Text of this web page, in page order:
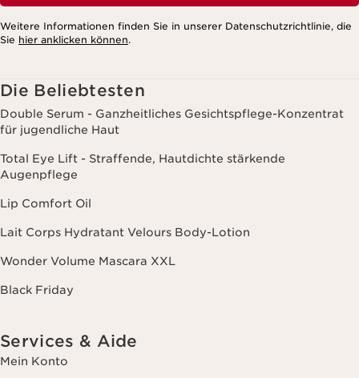
Weitere Informationen finden Sie in unserer Datenschutzrichtlinie, die
Sie hier anklicken können.
Die Beliebtesten
Double Serum - Ganzheitliches Gesichtspflege-Konzentrat
für jugendliche Haut
Total Eye Lift - Straffende, Hautdichte stärkende
Augenpflege
Lip Comfort Oil
Lait Corps Hydratant Velours Body-Lotion
Wonder Volume Mascara XXL
Black Friday
Services & Aide
Mein Konto